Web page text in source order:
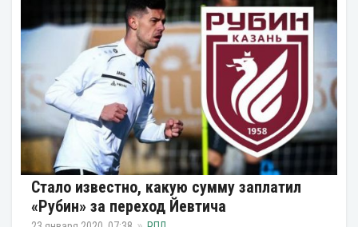
Стало известно, какую сумму заплатил
«Рубин» за переход Йевтича